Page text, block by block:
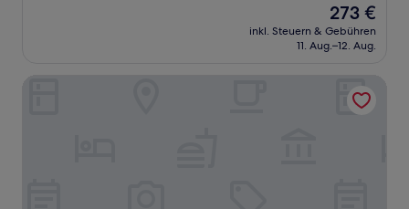
Der
Preis
beträgt
273 €
inkl. Steuern & Gebühren
11. Aug.–12. Aug.